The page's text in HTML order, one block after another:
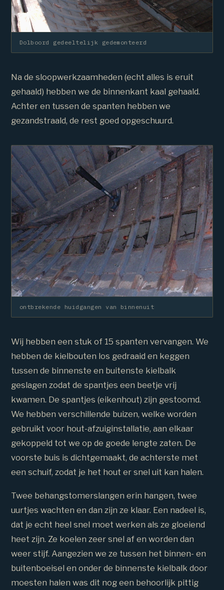
Dolboord gedeeltelijk gedemonteerd
Na de sloopwerkzaamheden (echt alles is eruit
gehaald) hebben we de binnenkant kaal gehaald.
Achter en tussen de spanten hebben we
gezandstraald, de rest goed opgeschuurd.
ontbrekende huidgangen van binnenuit
Wij hebben een stuk of 15 spanten vervangen. We
hebben de kielbouten los gedraaid en keggen
tussen de binnenste en buitenste kielbalk
geslagen zodat de spantjes een beetje vrij
kwamen. De spantjes (eikenhout) zijn gestoomd.
We hebben verschillende buizen, welke worden
gebruikt voor hout-afzuiginstallatie, aan elkaar
gekoppeld tot we op de goede lengte zaten. De
voorste buis is dichtgemaakt, de achterste met
een schuif, zodat je het hout er snel uit kan halen.
Twee behangstomerslangen erin hangen, twee
uurtjes wachten en dan zijn ze klaar. Een nadeel is,
dat je echt heel snel moet werken als ze gloeiend
heet zijn. Ze koelen zeer snel af en worden dan
weer stijf. Aangezien we ze tussen het binnen- en
buitenboeisel en onder de binnenste kielbalk door
moesten halen was dit nog een behoorlijk pittig